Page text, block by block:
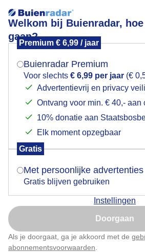
Welkom bij Buienradar,
gaan?
Premium € 6,99 / jaar
Buienradar Premium
Voor slechts € 6,99 per jaar (€
Advertentievrij en privacy
Ontvang voor min. € 40,- aan
10% donatie aan
Elk moment opzegbaar
Gratis
Met persoonlijke advertenties
Gratis blijven gebruiken
Instellingen
Doorgaan
Als je doorgaat, ga je akkoord met de
abonnementsvoorwaarden
Vallende kastanjes en zon
Door: Burry van den Brink Gemaakt: 12-
Mogen we je locatie
Indien je hier nog geen akkoord
verschijnt er zo een pop-up uit
Is goed, toon de
Nu niet, misschien
Klik hierom dit aan te